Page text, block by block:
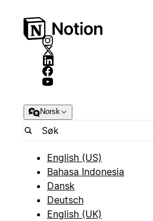
Norsk
English (US)
Bahasa Indonesia
Dansk
Deutsch
English (UK)